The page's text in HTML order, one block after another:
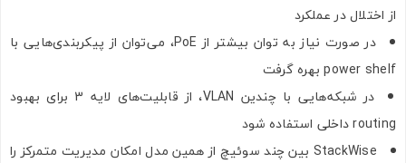
از اختلال در عملکرد
در صورت نیاز به توان بیشتر از PoE، می‌توان از پیکربندی‌هایی با
power shelf بهره گرفت
در شبکه‌هایی با چندین VLAN، از قابلیت‌های لایه 3 برای بهبود
routing داخلی استفاده شود
StackWise بین چند سوئیچ از همین مدل امکان مدیریت متمرکز را
اشتراک گذاری در شبکه های اجتماعی